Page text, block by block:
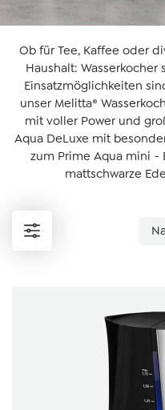
Ob für Tee, Kaffee oder
Haushalt:
Einsatzmöglichkeiten
unser Melitta®
mit voller Power und
Aqua DeLuxe mit
zum Prime Aqua mini -
mattschwarze